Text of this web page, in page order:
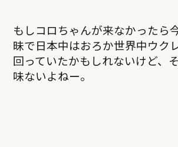
もしコロちゃんが来なかったら
昧で日本中はおろか世界中ウク
回っていたかもしれないけど、
味ないよねー。